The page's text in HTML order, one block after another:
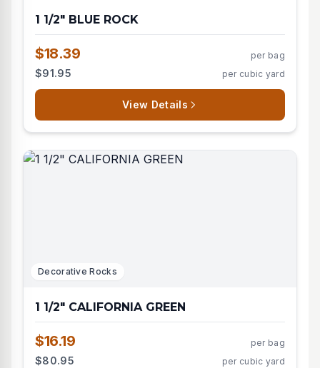
1 1/2" BLUE ROCK
$18.39 per bag
$91.95 per cubic yard
View Details
Decorative Rocks
1 1/2" CALIFORNIA GREEN
$16.19 per bag
$80.95 per cubic yard